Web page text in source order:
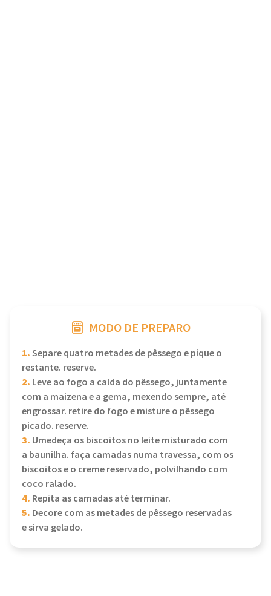
MODO DE PREPARO
1.Separe quatro metades de pêssego e pique o
restante. reserve.
2. Leve ao fogo a calda do pêssego, juntamente
com a maizena e a gema, mexendo sempre, até
engrossar. retire do fogo e misture o pêssego
picado. reserve.
3. Umedeça os biscoitos no leite misturado com
a baunilha. faça camadas numa travessa, com os
biscoitos e o creme reservado, polvilhando com
coco ralado.
4. Repita as camadas até terminar.
5. Decore com as metades de pêssego reservadas
e sirva gelado.